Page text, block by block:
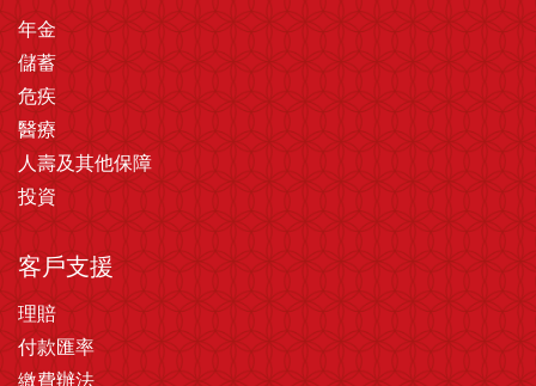
年金
儲蓄
危疾
醫療
人壽及其他保障
投資
客戶支援
理賠
付款匯率
繳費辦法